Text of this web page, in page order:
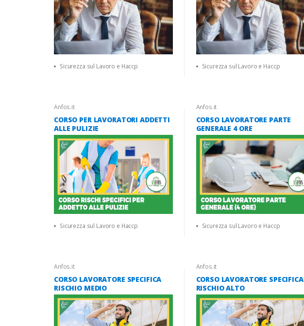
Sicurezza sul Lavoro e Haccp Sicurezza sul Lavoro e Haccp
Anfos.it
CORSO PER LAVORATORI ADDETTI
ALLE PULIZIE
Sicurezza sul Lavoro e Haccp
Anfos.it
CORSO LAVORATORE PARTE
GENERALE 4 ORE
Sicurezza sul Lavoro e Haccp
Anfos.it
CORSO LAVORATORE SPECIFICA
RISCHIO MEDIO
Anfos.it
CORSO LAVORATORE SPECIFICA
RISCHIO ALTO